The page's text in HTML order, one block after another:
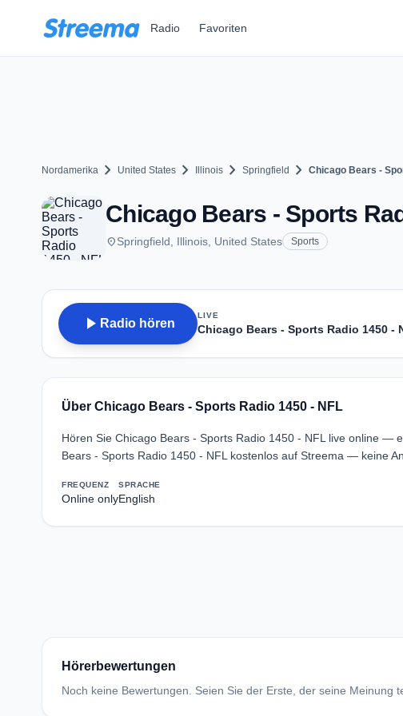
Radio Favoriten
Nordamerika chevron_right United States chevron_right Illinois chevron_right Springfield chevron_right Chicago Bears -
Chicago Bears - Sports
placeSpringfield, Illinois, United States Sports
play_arrow Radio hören
LIVE
Chicago Bears - Sports Radio 1450 -
Über Chicago Bears - Sports Radio 1450 - NFL
Hören Sie Chicago Bears - Sports Radio 1450 - NFL live online —
Bears - Sports Radio 1450 - NFL kostenlos auf Streema — keine
FREQUENZ
Online only
SPRACHE
English
Hörerbewertungen
Noch keine Bewertungen. Seien Sie der Erste, der seine Meinung